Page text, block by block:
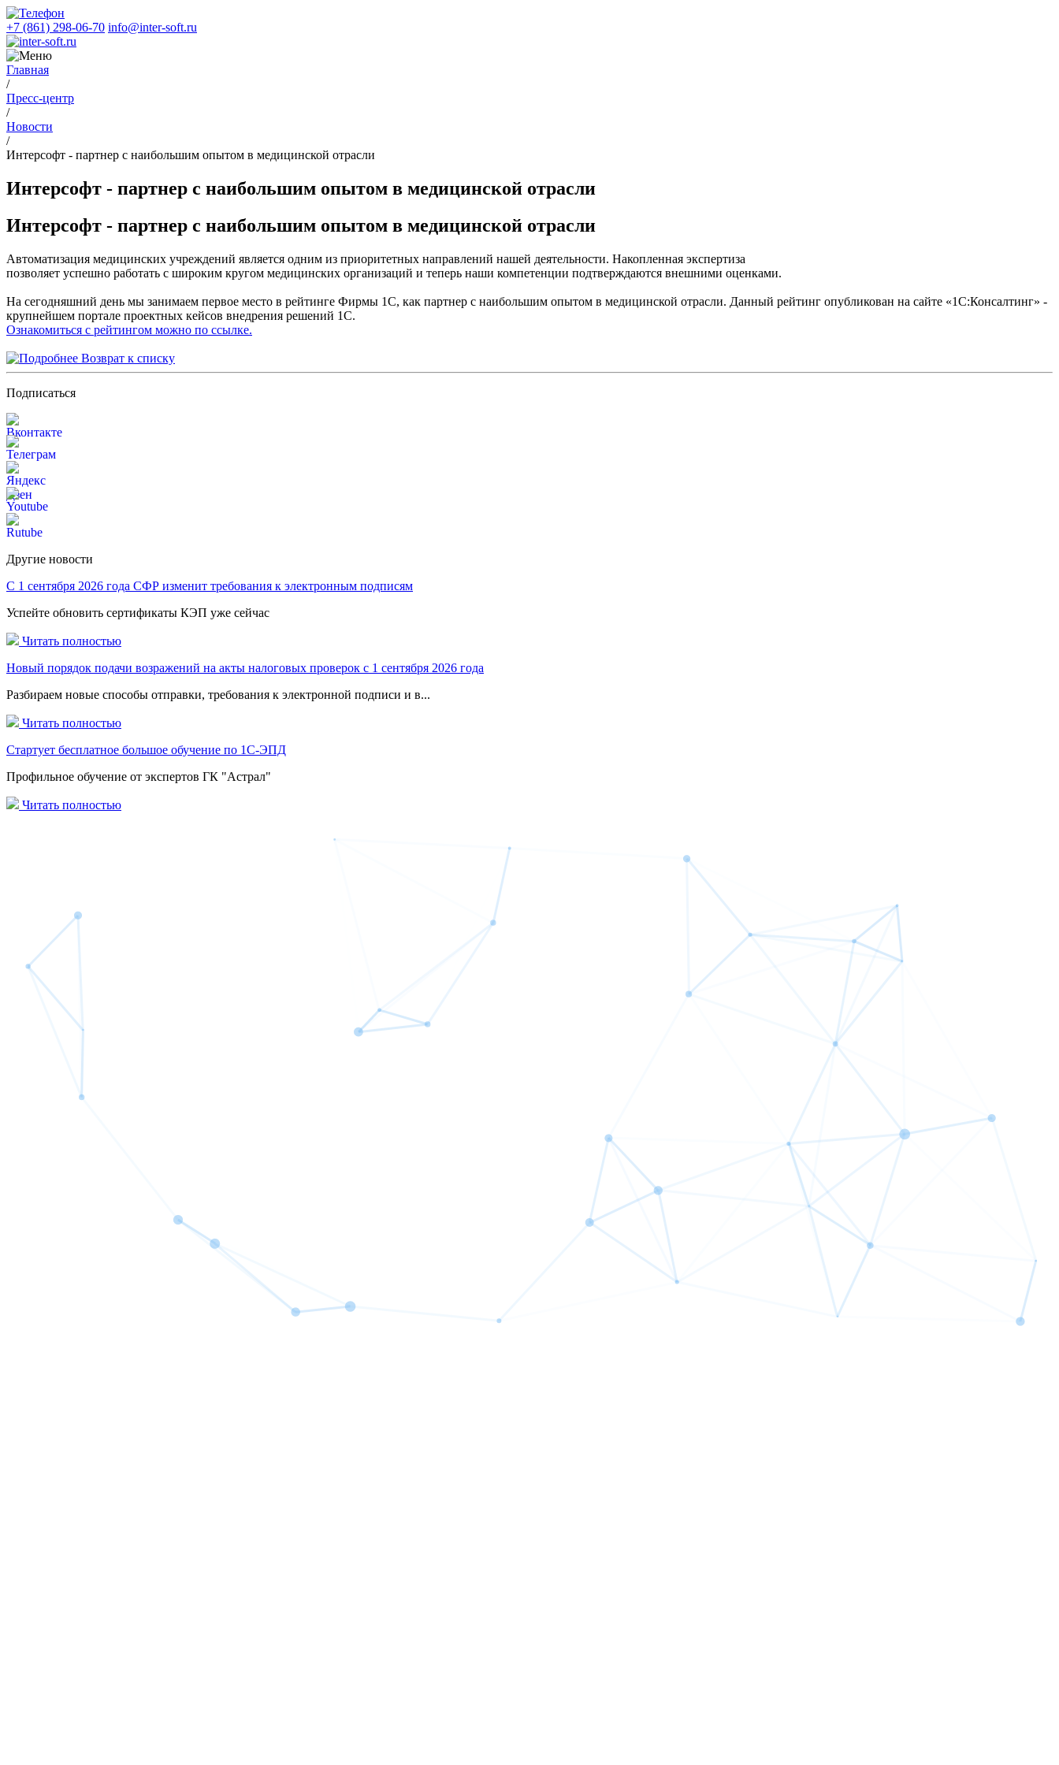
+7 (861) 298-06-70 info@inter-soft.ru
Главная
/
Пресс-центр
/
Новости
/
Интерсофт - партнер с наибольшим опытом в медицинской отрасли
Интерсофт - партнер с наибольшим опытом в медицинской отрасли
Интерсофт - партнер с наибольшим опытом в медицинской отрасли
Автоматизация медицинских учреждений является одним из приоритетных направлений нашей деятельности. Накопленная экспертиза
позволяет успешно работать с широким кругом медицинских организаций и теперь наши компетенции подтверждаются внешними оценками.
На сегодняшний день мы занимаем первое место в рейтинге Фирмы 1С, как партнер с наибольшим опытом в медицинской отрасли. Данный рейтинг опубликован на сайте «1С:Консалтинг» -
крупнейшем портале проектных кейсов внедрения решений 1С.
Ознакомиться с рейтингом можно по ссылке.
Возврат к списку
Подписаться
Другие новости
С 1 сентября 2026 года СФР изменит требования к электронным подписям
Успейте обновить сертификаты КЭП уже сейчас
Читать полностью
Новый порядок подачи возражений на акты налоговых проверок с 1 сентября 2026 года
Разбираем новые способы отправки, требования к электронной подписи и в...
Читать полностью
Стартует бесплатное большое обучение по 1C-ЭПД
Профильное обучение от экспертов ГК "Астрал"
Читать полностью